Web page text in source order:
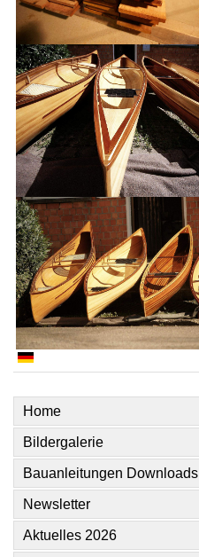
Home
Bildergalerie
Bauanleitungen Downloads
Newsletter
Aktuelles 2026